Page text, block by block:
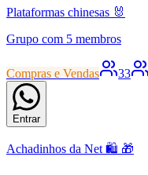
Plataformas chinesas 🐰
Grupo com 5 membros
Compras e Vendas 33
Entrar
Achadinhos da Net 🛍️ 🎁